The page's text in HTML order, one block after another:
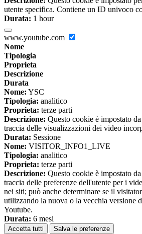
utente specifica. Contiene un ID univoco
Durata: 1 hour
www.youtube.com
Nome
Tipologia
Proprieta
Descrizione
Durata
Nome: YSC
Tipologia: analitico
Proprieta: terze parti
Descrizione: Questo cookie è impostato
traccia delle visualizzazioni dei video
Durata: Sessione
Nome: VISITOR_INFO1_LIVE
Tipologia: analitico
Proprieta: terze parti
Descrizione: Questo cookie è impostato
traccia delle preferenze dell'utente per i
nei siti; può anche determinare se il
utilizzando la nuova o la vecchia versione
Youtube.
Durata: 6 mesi
Accetta tutti Salva le preferenze